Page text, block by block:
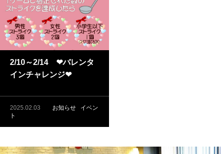
2/10～2/14 ❤バレンタ
インチャレンジ❤
2025.02.03 お知らせ
イベン
ト